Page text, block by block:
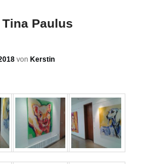
Tina Paulus
von Kerstin